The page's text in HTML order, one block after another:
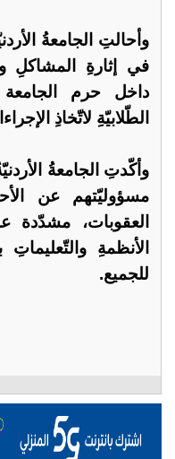
وأحالتِ الجامعةُ
في إثارةِ المشاكلِ
داخل حرم الجامعة
الطّلابيّةِ لاتّخاذِ
وأكّدتِ الجامعةُ
مسؤوليّتهم عن
العقوبات، مشدّدة
الأنظمةِ
للجميع.